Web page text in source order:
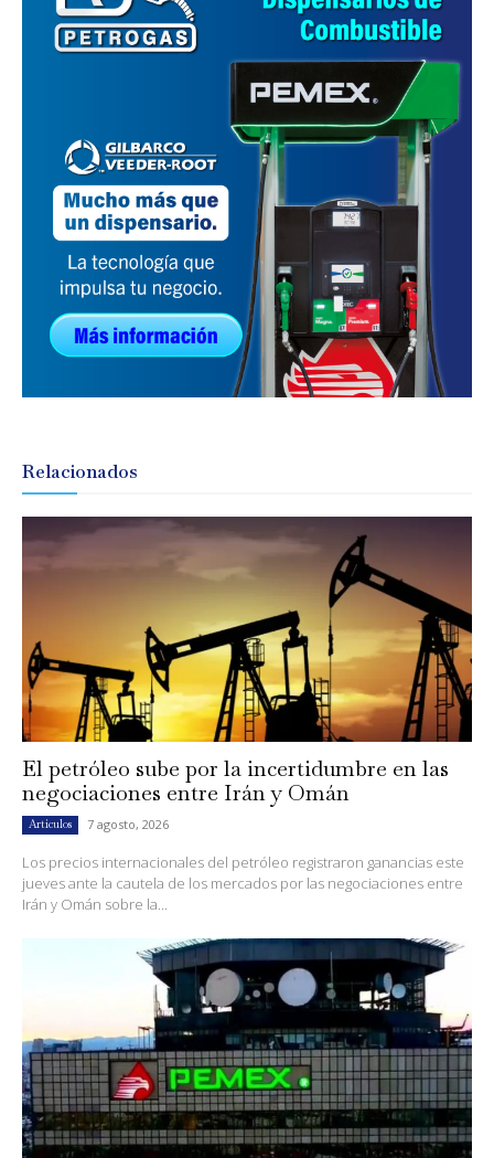
Relacionados
El petróleo sube por la incertidumbre en las
negociaciones entre Irán y Omán
Artículos 7 agosto, 2026
Los precios internacionales del petróleo registraron ganancias este
jueves ante la cautela de los mercados por las negociaciones entre
Irán y Omán sobre la...